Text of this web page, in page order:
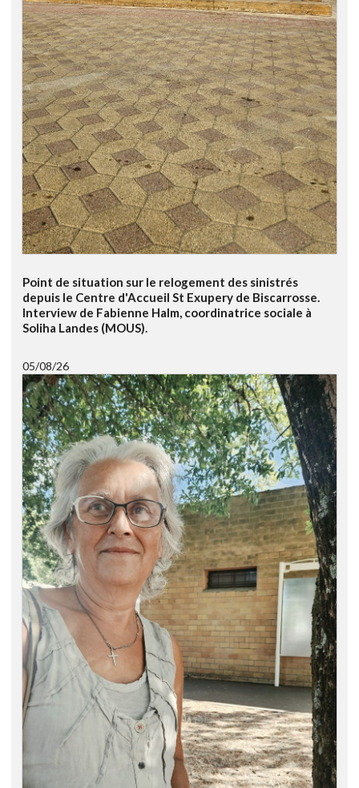
Point de situation sur le relogement des sinistrés
depuis le Centre d'Accueil St Exupery de Biscarrosse.
Interview de Fabienne Halm, coordinatrice sociale à
Soliha Landes (MOUS).
05/08/26